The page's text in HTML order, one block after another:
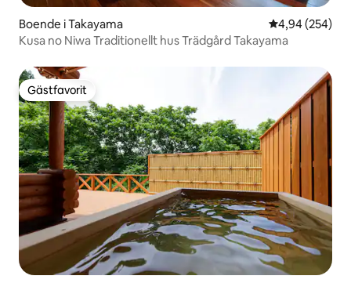
Boende i Takayama 4,94 av 5 i
4,94 (254)
Kusa no Niwa Traditionellt hus Trädgård Takayama
Gästfavorit
Gästfavorit